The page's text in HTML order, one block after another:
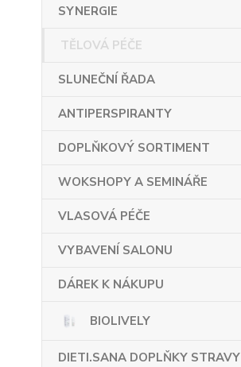
SYNERGIE
TĚLOVÁ PÉČE
SLUNEČNÍ ŘADA
ANTIPERSPIRANTY
DOPLŇKOVÝ SORTIMENT
WOKSHOPY A SEMINÁŘE
VLASOVÁ PÉČE
VYBAVENÍ SALONU
DÁREK K NÁKUPU
BIOLIVELY
DIETI.SANA DOPLŇKY STRAVY